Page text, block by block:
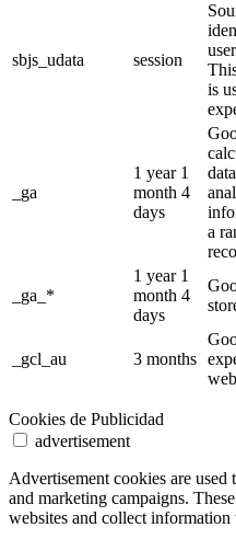
sbjs_udata session
is
_ga
1 year 1
month 4
days
a
_ga_*
1 year 1
month 4
days
_gcl_au 3 months
Cookies de Publicidad
advertisement
Advertisement cookies are
and marketing campaigns.
websites and collect information